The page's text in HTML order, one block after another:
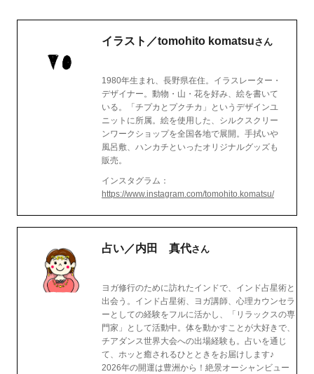
イラスト／tomohito komatsuさん
1980年生まれ、長野県在住。イラスレーター・
デザイナー。動物・山・花を好み、絵を書いて
いる。「チプカとプクチカ」というデザインユ
ニットに所属。絵を使用した、シルクスクリー
ンワークショップを全国各地で展開。手拭いや
風呂敷、ハンカチといったオリジナルグッズも
販売。
インスタグラム：
https://www.instagram.com/tomohito.komatsu/
占い／内田 真代さん
ヨガ修行のために訪れたインドで、インド占星術と
出会う。インド占星術、ヨガ講師、心理カウンセラ
ーとしての経験をフルに活かし、「リラックスの専
門家」として活動中。体を動かすことが大好きで、
チアダンス世界大会への出場経験も。占いを通じ
て、ホッと癒されるひとときをお届けします♪
2026年の開運は豊洲から！絶景オーシャンビュー